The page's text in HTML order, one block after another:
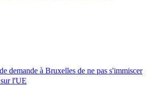
demande à Bruxelles de ne pas s'immiscer
l'UE